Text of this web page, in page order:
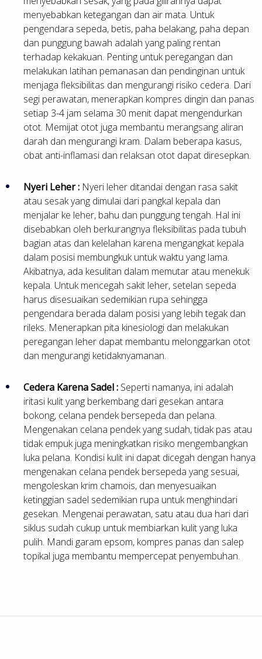
menyebabkan ketegangan dan air mata. Untuk
pengendara sepeda, betis, paha belakang, paha depan
dan punggung bawah adalah yang paling rentan
terhadap kekakuan. Penting untuk peregangan dan
melakukan latihan pemanasan dan pendinginan untuk
menjaga fleksibilitas dan mengurangi risiko cedera. Dari
segi perawatan, menerapkan kompres dingin dan panas
setiap 3-4 jam selama 30 menit dapat mengendurkan
otot. Memijat otot juga membantu merangsang aliran
darah dan mengurangi kram. Dalam beberapa kasus,
obat anti-inflamasi dan relaksan otot dapat diresepkan.
Nyeri Leher : Nyeri leher ditandai dengan rasa sakit
atau sesak yang dimulai dari pangkal kepala dan
menjalar ke leher, bahu dan punggung tengah. Hal ini
disebabkan oleh berkurangnya fleksibilitas pada tubuh
bagian atas dan kelelahan karena mengangkat kepala
dalam posisi membungkuk untuk waktu yang lama.
Akibatnya, ada kesulitan dalam memutar atau menekuk
kepala. Untuk mencegah sakit leher, setelan sepeda
harus disesuaikan sedemikian rupa sehingga
pengendara berada dalam posisi yang lebih tegak dan
rileks. Menerapkan pita kinesiologi dan melakukan
peregangan leher dapat membantu melonggarkan otot
dan mengurangi ketidaknyamanan.
Cedera Karena Sadel : Seperti namanya, ini adalah
iritasi kulit yang berkembang dari gesekan antara
bokong, celana pendek bersepeda dan pelana.
Mengenakan celana pendek yang sudah, tidak pas atau
tidak empuk juga meningkatkan risiko mengembangkan
luka pelana. Kondisi kulit ini dapat dicegah dengan hanya
mengenakan celana pendek bersepeda yang sesuai,
mengoleskan krim chamois, dan menyesuaikan
ketinggian sadel sedemikian rupa untuk menghindari
gesekan. Mengenai perawatan, satu atau dua hari dari
siklus sudah cukup untuk membiarkan kulit yang luka
pulih. Mandi garam epsom, kompres panas dan salep
topikal juga membantu mempercepat penyembuhan.